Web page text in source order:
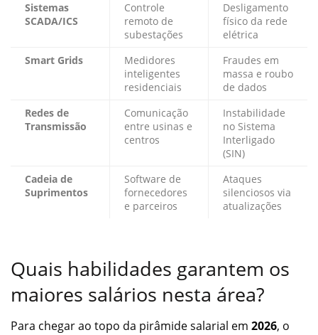
Sistemas
SCADA/ICS
Controle
remoto de
subestações
Desligamento
físico da rede
elétrica
Smart Grids
Medidores
inteligentes
residenciais
Fraudes em
massa e roubo
de dados
Redes de
Transmissão
Comunicação
entre usinas e
centros
Instabilidade
no Sistema
Interligado
(SIN)
Cadeia de
Suprimentos
Software de
fornecedores
e parceiros
Ataques
silenciosos via
atualizações
Quais habilidades garantem os
maiores salários nesta área?
Para chegar ao topo da pirâmide salarial em 2026, o